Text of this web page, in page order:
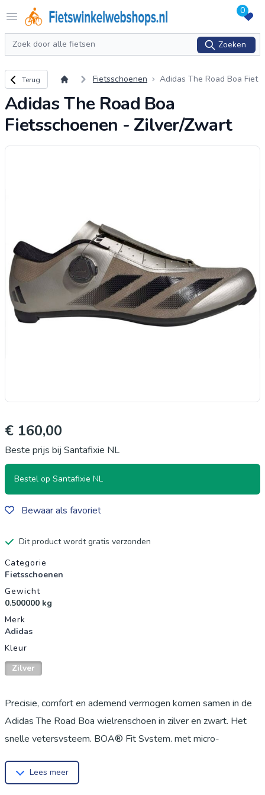
Open menu
Logo Fietswinkelwebshops.nl 0
Zoeken
Zoeken
Terug naar overzicht
Terug Fietsschoenen
Adidas The Road Boa Fiet
Adidas The Road Boa
Fietsschoenen - Zilver/Zwart
€ 160,00
Beste prijs bij Santafixie NL
Bestel op Santafixie NL
Bewaar als favoriet
Dit product wordt gratis verzonden
Productgegevens
Categorie
Fietsschoenen
Gewicht
0.500000 kg
Merk
Adidas
Kleur
Zilver
Precisie, comfort en ademend vermogen komen samen in de
Adidas The Road Boa wielrenschoen in zilver en zwart. Het
snelle vetersysteem, BOA® Fit System, met micro-
bovenwerk de voet stevig omsluit voor betere ventilatie en
Lees meer